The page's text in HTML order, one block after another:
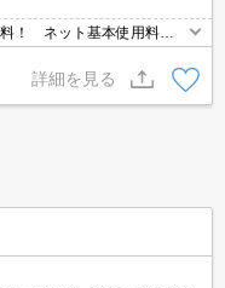
！ ネット基本使用料無
詳細を見る